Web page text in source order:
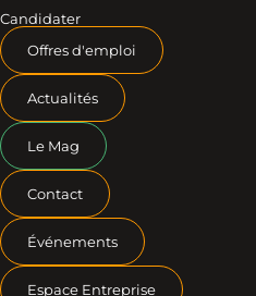
Candidater
Offres d'emploi
Actualités
Le Mag
Contact
Événements
Espace Entreprise